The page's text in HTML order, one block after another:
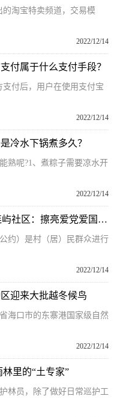
淘宝特卖频道，交易模
2022/12/14
付属于什么支付手段？
付后，用户在使用支付宝
2022/12/14
冷水下锅煮多久？
熟呢?1、煮粽子需要凉水开
2022/12/14
焦点报道:“乡约”新海南｜三沙七连屿社区：擦亮爱党爱国爱岛底色 共建美丽家园
约）是村（居）民群众进行
2022/12/14
迎来大批越冬候鸟
海口市的东寨港国家级自然
2022/12/14
里的“土专家”
林员，除了做好日常巡护工